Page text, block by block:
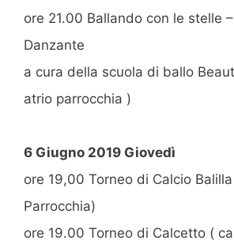
ore 21.00 Ballando con le stelle
Danzante
a cura della scuola di ballo
atrio parrocchia )
6 Giugno 2019 Giovedì
ore 19,00 Torneo di Calcio
Parrocchia)
ore 19.00 Torneo di Calcetto (